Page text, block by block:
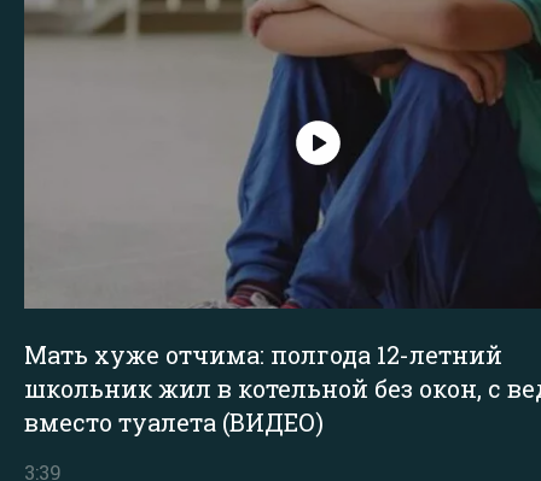
Мать хуже отчима: полгода 12-летний
школьник жил в котельной без окон, с
вместо туалета (ВИДЕО)
3:39